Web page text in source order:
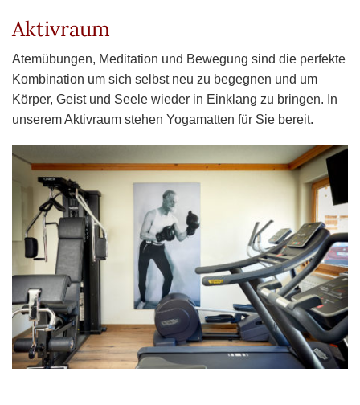
Aktivraum
Atemübungen, Meditation und Bewegung sind die perfekte
Kombination um sich selbst neu zu begegnen und um
Körper, Geist und Seele wieder in Einklang zu bringen. In
unserem Aktivraum stehen Yogamatten für Sie bereit.